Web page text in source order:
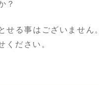
？
せる事はございません
ください。